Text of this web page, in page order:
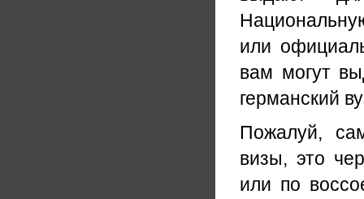
или
вам могут
германский
Пожалуй,
визы, это
или по